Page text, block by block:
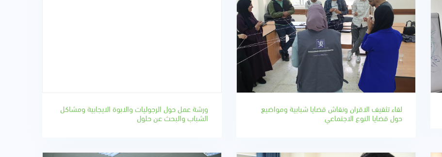
لقاء تثقيف الاقران ونقاش قضايا شبابية ومواضيع
حول قضايا النوع الاجتماعي
ورشة عمل حول الرجوليات والابوة الايجابية ومشاكل
الشباب والبحث عن حلول